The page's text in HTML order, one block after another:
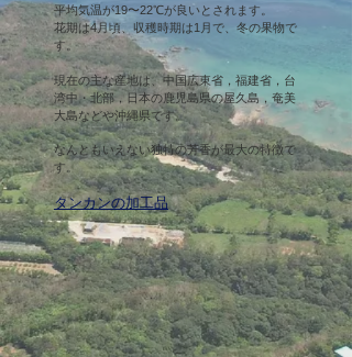
平均気温が19〜22℃が良いとされます。
花期は4月頃、収穫時期は1月で、冬の果物で
す。
現在の主な産地は、中国広東省，福建省，台
湾中・北部，日本の鹿児島県の屋久島，奄美
大島などや沖縄県です。
なんともいえない独特の芳香が最大の特徴で
す。
​タンカンの加工品